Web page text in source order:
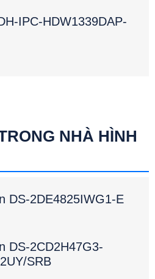
IPC-HDW1339DAP-
NHÀ HÌNH
DS-2DE4825IWG1-E
DS-2CD2H47G3-
SRB